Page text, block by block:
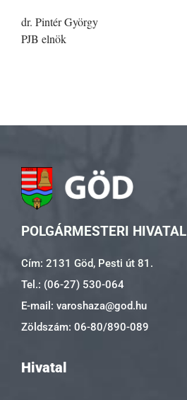
dr. Pintér György
PJB elnök
POLGÁRMESTERI HIVATAL
Cím: 2131 Göd, Pesti út 81.
Tel.: (06-27) 530-064
E-mail: varoshaza@god.hu
Zöldszám: 06-80/890-089
Hivatal